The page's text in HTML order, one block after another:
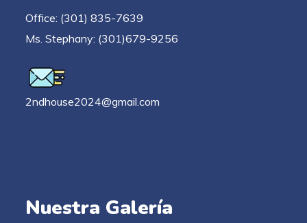
Office: (301) 835-7639
Ms. Stephany: (301)679-9256
2ndhouse2024@gmail.com
Nuestra Galería